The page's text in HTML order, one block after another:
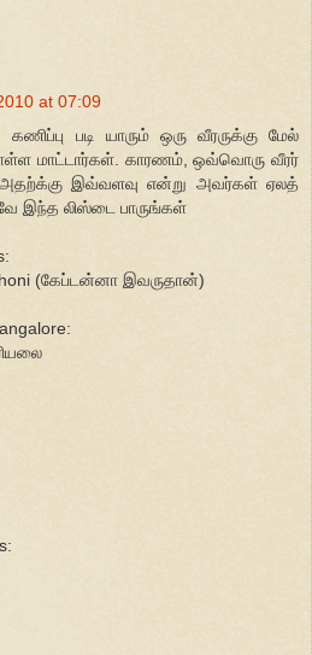
at 07:09
படி யாரும் ஒரு வீரருக்கு மேல்
மாட்டார்கள். காரணம், ஒவ்வொரு வீரர்
அதற்க்கு இவ்வளவு என்று அவர்கள் ஏலத்
இந்த லிஸ்டை பாருங்கள்
(கேப்டன்னா இவருதான்)